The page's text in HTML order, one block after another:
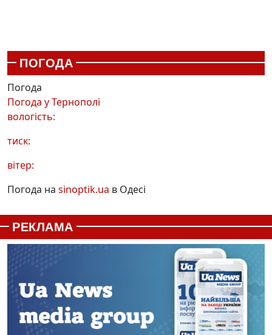
ПОГОДА
Погода
Погода уТернополі
вологість:
тиск:
вітер:
Погода на sinoptik.ua в Одесі
РЕКЛАМА